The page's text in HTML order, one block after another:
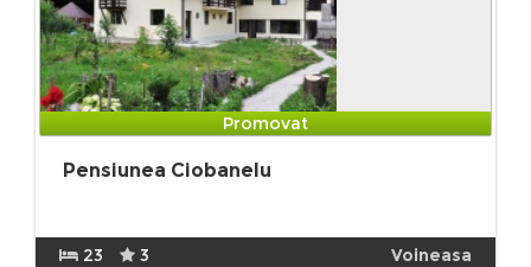
Promovat
Pensiunea Ciobanelu
23 3 Voineasa